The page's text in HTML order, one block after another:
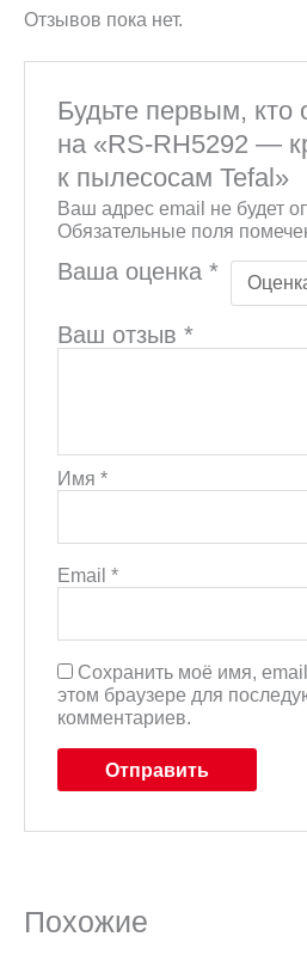
Отзывов пока нет.
Будьте первым, кто
на «RS-RH5292 —
к пылесосам Tefal»
Ваш адрес email не будет
Обязательные поля
Ваша оценка*
Ваш отзыв*
Имя*
Email*
Сохранить моё имя,
этом браузере для
комментариев.
Похожие